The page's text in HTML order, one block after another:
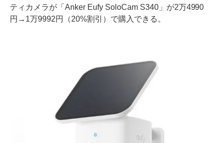
ティカメラが「Anker Eufy SoloCam S340」が2万4990
円→1万9992円（20%割引）で購入できる。